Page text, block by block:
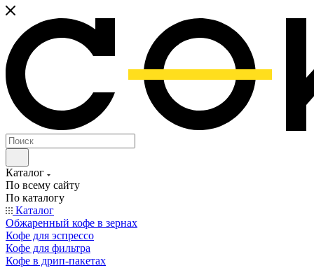
Каталог
По всему сайту
По каталогу
Каталог
Обжаренный кофе в зернах
Кофе для эспрессо
Кофе для фильтра
Кофе в дрип-пакетах